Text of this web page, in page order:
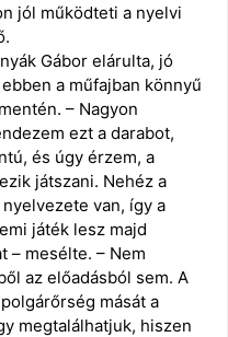
jól működteti a nyelvi
Gábor elárulta, jó
a műfajban könnyű
– Nagyon
ezt a darabot,
és úgy érzem, a
játszani. Nehéz a
van, így a
játék lesz majd
– mesélte. – Nem
az előadásból sem. A
mását a
megtalálhatjuk, hiszen